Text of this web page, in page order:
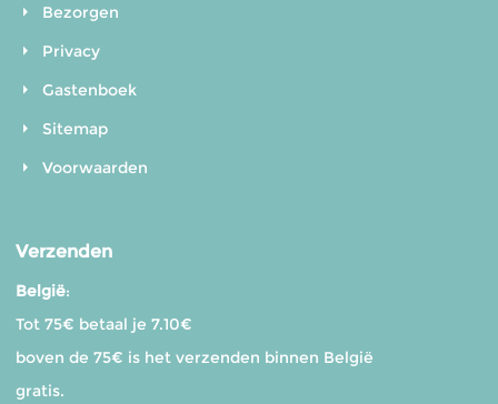
Bezorgen
Privacy
Gastenboek
Sitemap
Voorwaarden
Verzenden
België:
Tot 75€ betaal je 7.10€
boven de 75€ is het verzenden binnen België
gratis.